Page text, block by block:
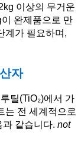
이상의 무거운
완제품으로 만
계가 필요하며,
자
틸(TiO₂)에서 가
는 전 세계적으로
같습니다. not